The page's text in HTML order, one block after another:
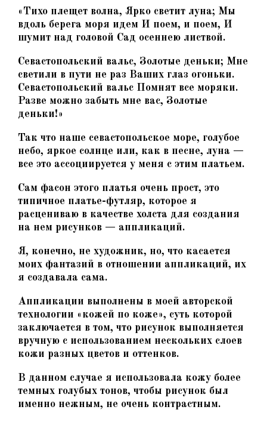
«Тихо плещет волна, Ярко светит луна; Мы
вдоль берега моря идем И поем, и поем, И
шумит над головой Сад осеннею листвой.
Севастопольский вальс, Золотые деньки; Мне
светили в пути не раз Ваших глаз огоньки.
Севастопольский вальс Помнят все моряки.
Разве можно забыть мне вас, Золотые
деньки!»
Так что наше севастопольское море, голубое
небо, яркое солнце или, как в песне, луна —
все это ассоциируется у меня с этим платьем.
Сам фасон этого платья очень прост, это
типичное платье-футляр, которое я
расцениваю в качестве холста для создания
на нем рисунков — аппликаций.
Я, конечно, не художник, но, что касается
моих фантазий в отношении аппликаций, их
я создавала сама.
Аппликации выполнены в моей авторской
технологии «кожей по коже», суть которой
заключается в том, что рисунок выполняется
вручную с использованием нескольких слоев
кожи разных цветов и оттенков.
В данном случае я использовала кожу более
темных голубых тонов, чтобы рисунок был
именно нежным, не очень контрастным.